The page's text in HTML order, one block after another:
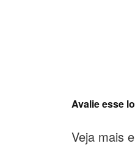
Avalie esse
Veja mais